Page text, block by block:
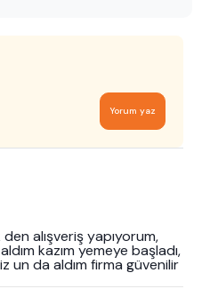
Yorum yaz
alışveriş yapıyorum,
kazım yemeye başladı,
un da aldım firma güvenilir